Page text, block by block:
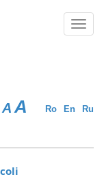
Ro En Ru
A A